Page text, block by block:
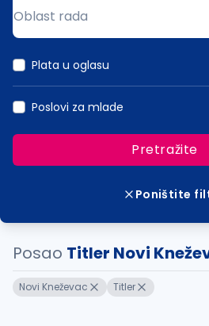
Oblast rada
Plata u oglasu
Poslovi za mlade
Pretražite
Poništite
Posao Titler Novi
Novi Kneževac Titler